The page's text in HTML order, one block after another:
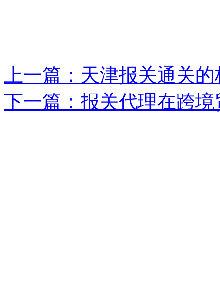
上一篇：天津报关通关
下一篇：报关代理在跨